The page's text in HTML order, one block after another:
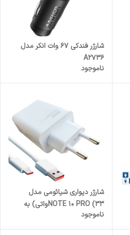
شارژر فندکی 67 وات انکر مدل
A2736
ناموجود
شارژر دیواری شیائومی مدل
NOTE 10 PRO (33واتی) به
همراه کابل تبدیل USB-C
ناموجود